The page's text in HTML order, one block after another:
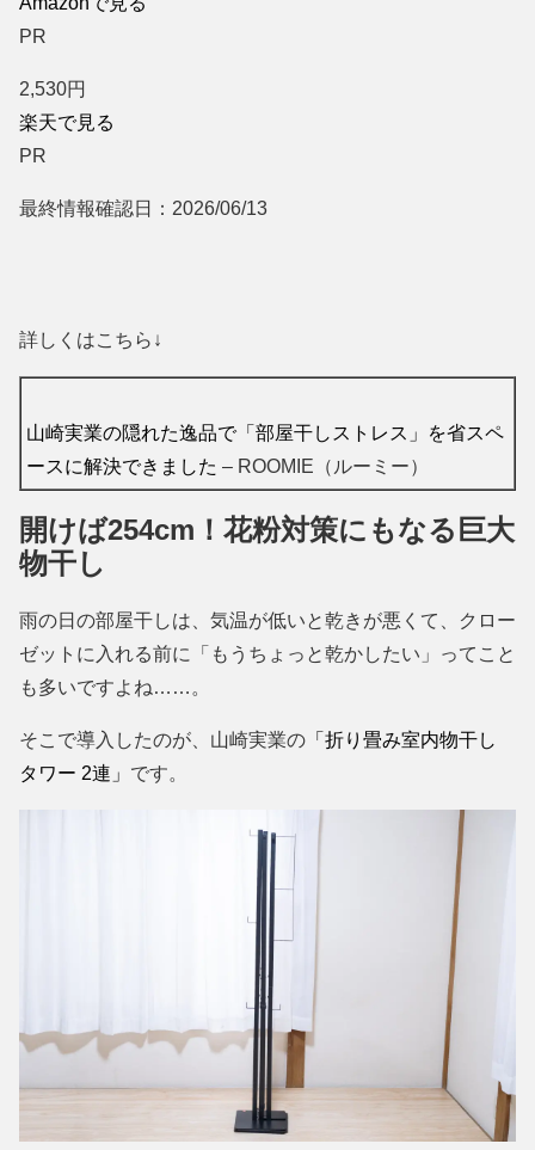
PR
2,530円
楽天で見る
PR
最終情報確認日：2026/06/13
詳しくはこちら↓
山崎実業の隠れた逸品で「部屋干しストレス」を省スペ
ースに解決できました – ROOMIE（ルーミー）
開けば254cm！花粉対策にもなる巨大
物干し
雨の日の部屋干しは、気温が低いと乾きが悪くて、クロー
ゼットに入れる前に「もうちょっと乾かしたい」ってこと
も多いですよね……。
そこで導入したのが、山崎実業の 「折り畳み室内物干し
タワー 2連」 です。